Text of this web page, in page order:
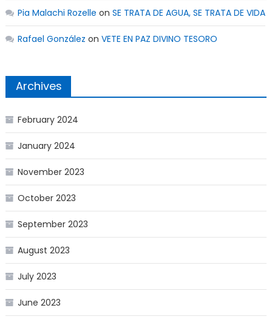
Pia Malachi Rozelle on SE TRATA DE AGUA, SE TRATA DE VIDA
Rafael González on VETE EN PAZ DIVINO TESORO
Archives
February 2024
January 2024
November 2023
October 2023
September 2023
August 2023
July 2023
June 2023